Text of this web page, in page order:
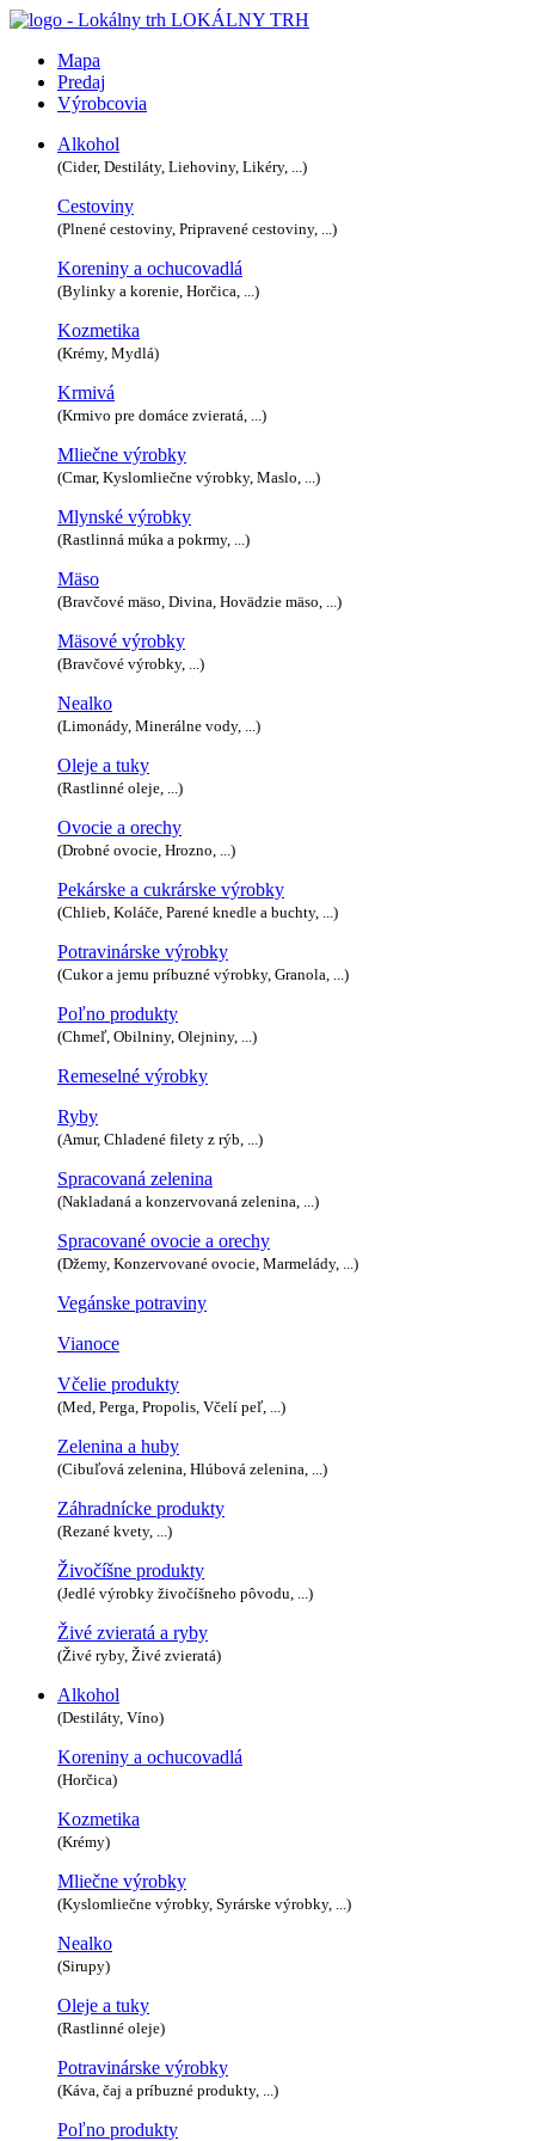
LOKÁLNY TRH
Mapa
Predaj
Výrobcovia
Alkohol
(Cider, Destiláty, Liehoviny, Likéry, ...)
Cestoviny
(Plnené cestoviny, Pripravené cestoviny, ...)
Koreniny a ochucovadlá
(Bylinky a korenie, Horčica, ...)
Kozmetika
(Krémy, Mydlá)
Krmivá
(Krmivo pre domáce zvieratá, ...)
Mliečne výrobky
(Cmar, Kyslomliečne výrobky, Maslo, ...)
Mlynské výrobky
(Rastlinná múka a pokrmy, ...)
Mäso
(Bravčové mäso, Divina, Hovädzie mäso, ...)
Mäsové výrobky
(Bravčové výrobky, ...)
Nealko
(Limonády, Minerálne vody, ...)
Oleje a tuky
(Rastlinné oleje, ...)
Ovocie a orechy
(Drobné ovocie, Hrozno, ...)
Pekárske a cukrárske výrobky
(Chlieb, Koláče, Parené knedle a buchty, ...)
Potravinárske výrobky
(Cukor a jemu príbuzné výrobky, Granola, ...)
Poľno produkty
(Chmeľ, Obilniny, Olejniny, ...)
Remeselné výrobky
Ryby
(Amur, Chladené filety z rýb, ...)
Spracovaná zelenina
(Nakladaná a konzervovaná zelenina, ...)
Spracované ovocie a orechy
(Džemy, Konzervované ovocie, Marmelády, ...)
Vegánske potraviny
Vianoce
Včelie produkty
(Med, Perga, Propolis, Včelí peľ, ...)
Zelenina a huby
(Cibuľová zelenina, Hlúbová zelenina, ...)
Záhradnícke produkty
(Rezané kvety, ...)
Živočíšne produkty
(Jedlé výrobky živočíšneho pôvodu, ...)
Živé zvieratá a ryby
(Živé ryby, Živé zvieratá)
Alkohol
(Destiláty, Víno)
Koreniny a ochucovadlá
(Horčica)
Kozmetika
(Krémy)
Mliečne výrobky
(Kyslomliečne výrobky, Syrárske výrobky, ...)
Nealko
(Sirupy)
Oleje a tuky
(Rastlinné oleje)
Potravinárske výrobky
(Káva, čaj a príbuzné produkty, ...)
Poľno produkty